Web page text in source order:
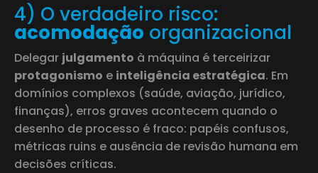
4) O verdadeiro risco:
acomodação organizacional
Delegar julgamento à máquina é terceirizar
protagonismo e inteligência estratégica. Em
domínios complexos (saúde, aviação, jurídico,
finanças), erros graves acontecem quando o
desenho de processo é fraco: papéis confusos,
métricas ruins e ausência de revisão humana em
decisões críticas.